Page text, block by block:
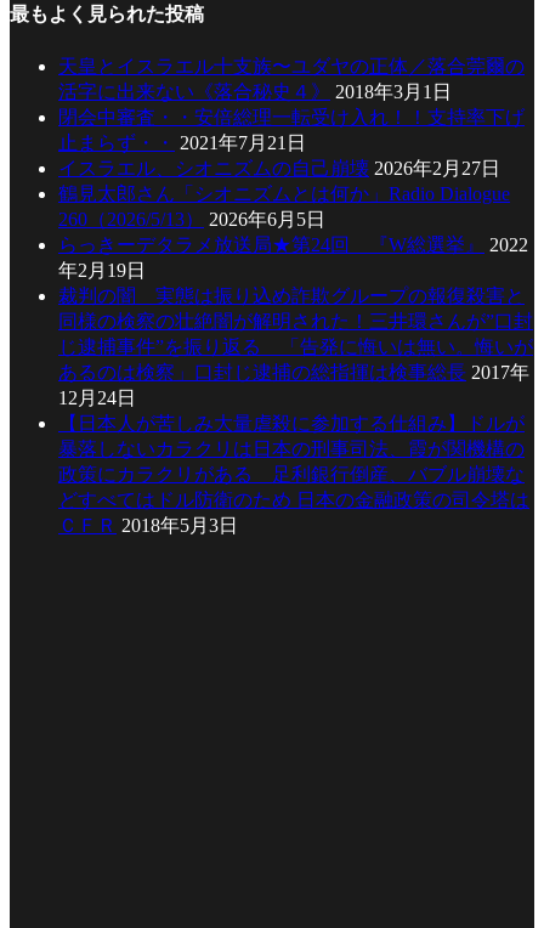
最もよく見られた投稿
天皇とイスラエル十支族〜ユダヤの正体／落合莞爾の
活字に出来ない《落合秘史４》
2018年3月1日
閉会中審査・・安倍総理一転受け入れ！！支持率下げ
止まらず・・
2021年7月21日
イスラエル、シオニズムの自己崩壊 2026年2月27日
鶴見太郎さん「シオニズムとは何か」Radio Dialogue
260（2026/5/13）
2026年6月5日
らっきーデタラメ放送局★第24回 『W総選挙』
2022
年2月19日
裁判の闇 実態は振り込め詐欺グループの報復殺害と
同様の検察の壮絶闇が解明された！三井環さんが”口封
じ逮捕事件”を振り返る 「告発に悔いは無い。悔いが
あるのは検察」口封じ逮捕の総指揮は検事総長 2017年
12月24日
【日本人が苦しみ大量虐殺に参加する仕組み】ドルが
暴落しないカラクリは日本の刑事司法、霞が関機構の
政策にカラクリがある 足利銀行倒産、バブル崩壊な
どすべてはドル防衛のため 日本の金融政策の司令塔は
ＣＦＲ 2018年5月3日